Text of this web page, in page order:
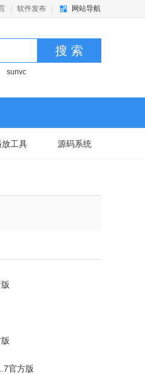
软件发布 网站导航
搜 索
sunvc
放工具 源码系统
官方版